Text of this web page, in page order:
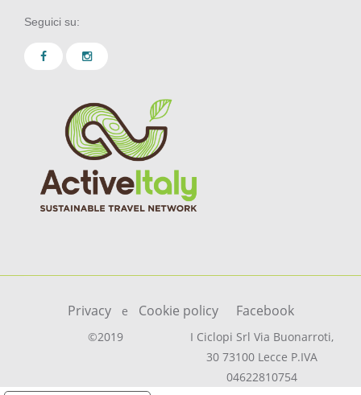
Seguici su:
Privacy e Cookie policy Facebook
I Ciclopi Srl Via Buonarroti,
30 73100 Lecce P.IVA
04622810754
©2019